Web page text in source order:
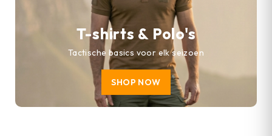
T-shirts & Polo's
Tactische basics voor elk seizoen
SHOP NOW